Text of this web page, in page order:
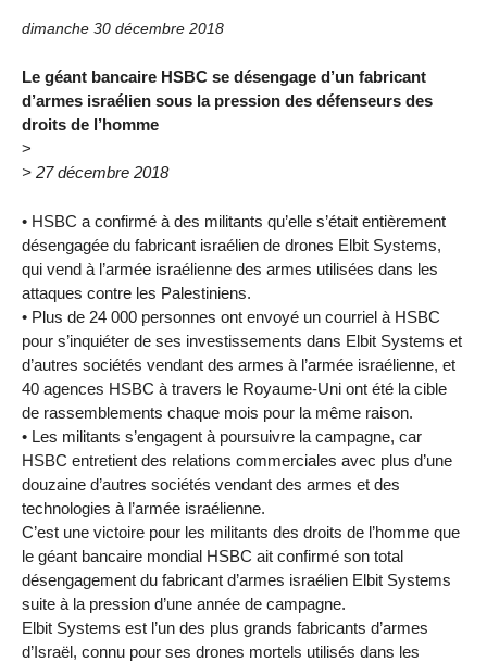
dimanche 30 décembre 2018
Le géant bancaire HSBC se désengage d’un fabricant
d’armes israélien sous la pression des défenseurs des
droits de l’homme
>
> 27 décembre 2018
• HSBC a confirmé à des militants qu’elle s’était entièrement
désengagée du fabricant israélien de drones Elbit Systems,
qui vend à l’armée israélienne des armes utilisées dans les
attaques contre les Palestiniens.
• Plus de 24 000 personnes ont envoyé un courriel à HSBC
pour s’inquiéter de ses investissements dans Elbit Systems et
d’autres sociétés vendant des armes à l’armée israélienne, et
40 agences HSBC à travers le Royaume-Uni ont été la cible
de rassemblements chaque mois pour la même raison.
• Les militants s’engagent à poursuivre la campagne, car
HSBC entretient des relations commerciales avec plus d’une
douzaine d’autres sociétés vendant des armes et des
technologies à l’armée israélienne.
C’est une victoire pour les militants des droits de l’homme que
le géant bancaire mondial HSBC ait confirmé son total
désengagement du fabricant d’armes israélien Elbit Systems
suite à la pression d’une année de campagne.
Elbit Systems est l’un des plus grands fabricants d’armes
d’Israël, connu pour ses drones mortels utilisés dans les